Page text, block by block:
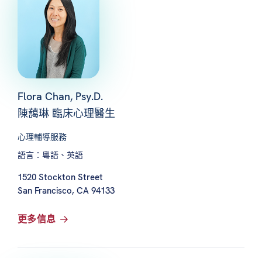
Flora Chan, Psy.D.
陳藹琳 臨床心理醫生
心理輔導服務
語言：粵語、英語
1520 Stockton Street
San Francisco, CA 94133
更多信息